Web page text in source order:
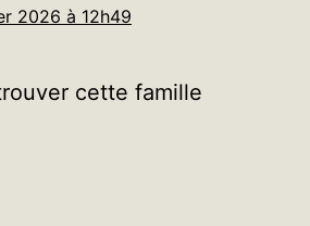
2026 à 12h49
cette famille